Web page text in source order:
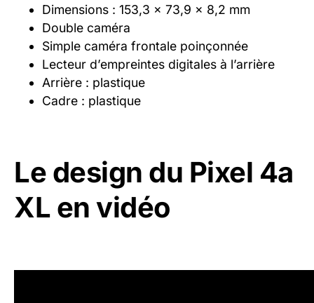
Dimensions : 153,3 x 73,9 x 8,2 mm
Double caméra
Simple caméra frontale poinçonnée
Lecteur d’empreintes digitales à l’arrière
Arrière : plastique
Cadre : plastique
Le design du Pixel 4a
XL en vidéo